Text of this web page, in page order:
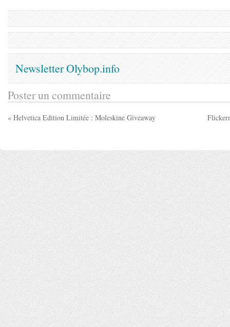
Newsletter Olybop.info
Poster un commentaire
« Helvetica Edition Limitée : Moleskine Giveaway